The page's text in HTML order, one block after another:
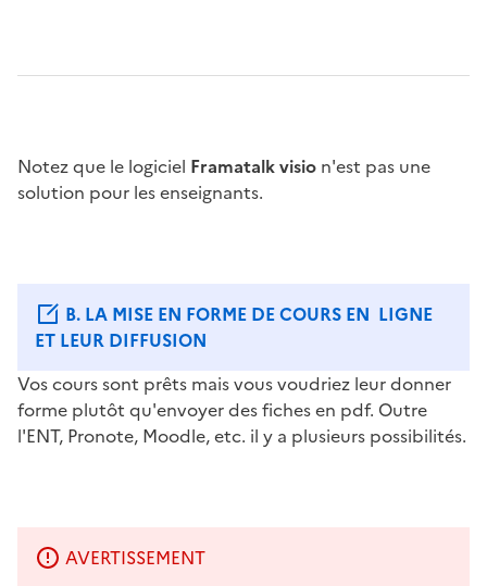
Notez que le logiciel Framatalkvisio n'est pas une
solution pour les enseignants.
B. LA MISE EN FORME DE COURS EN LIGNE
ET LEUR DIFFUSION
Vos cours sont prêts mais vous voudriez leur donner
forme plutôt qu'envoyer des fiches en pdf. Outre
l'ENT, Pronote, Moodle, etc. il y a plusieurs possibilités.
AVERTISSEMENT